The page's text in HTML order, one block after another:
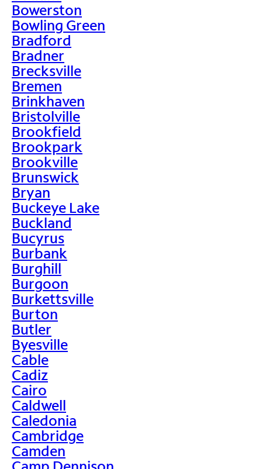
Bowerston
Bowling Green
Bradford
Bradner
Brecksville
Bremen
Brinkhaven
Bristolville
Brookfield
Brookpark
Brookville
Brunswick
Bryan
Buckeye Lake
Buckland
Bucyrus
Burbank
Burghill
Burgoon
Burkettsville
Burton
Butler
Byesville
Cable
Cadiz
Cairo
Caldwell
Caledonia
Cambridge
Camden